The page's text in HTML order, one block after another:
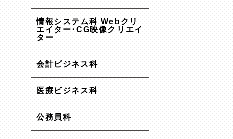
情報システム科 Webクリ
エイター･CG映像クリエイ
ター
会計ビジネス科
医療ビジネス科
公務員科